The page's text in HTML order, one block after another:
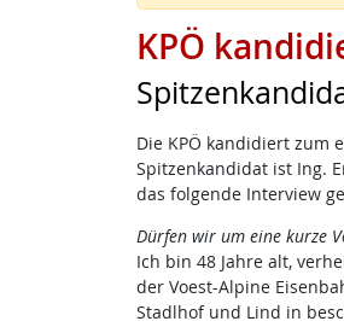
KPÖ
Die KPÖ kandidiert zum
Spitzenkandidat ist Ing.
das folgende Interview
Dürfen wir um eine kurze
Ich bin 48 Jahre alt,
der Voest-Alpine
Stadlhof und Lind in